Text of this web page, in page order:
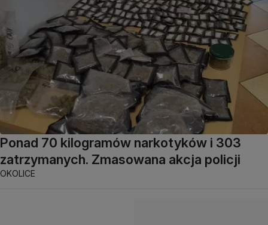
Ponad 70 kilogramów narkotyków i 303
zatrzymanych. Zmasowana akcja policji
OKOLICE